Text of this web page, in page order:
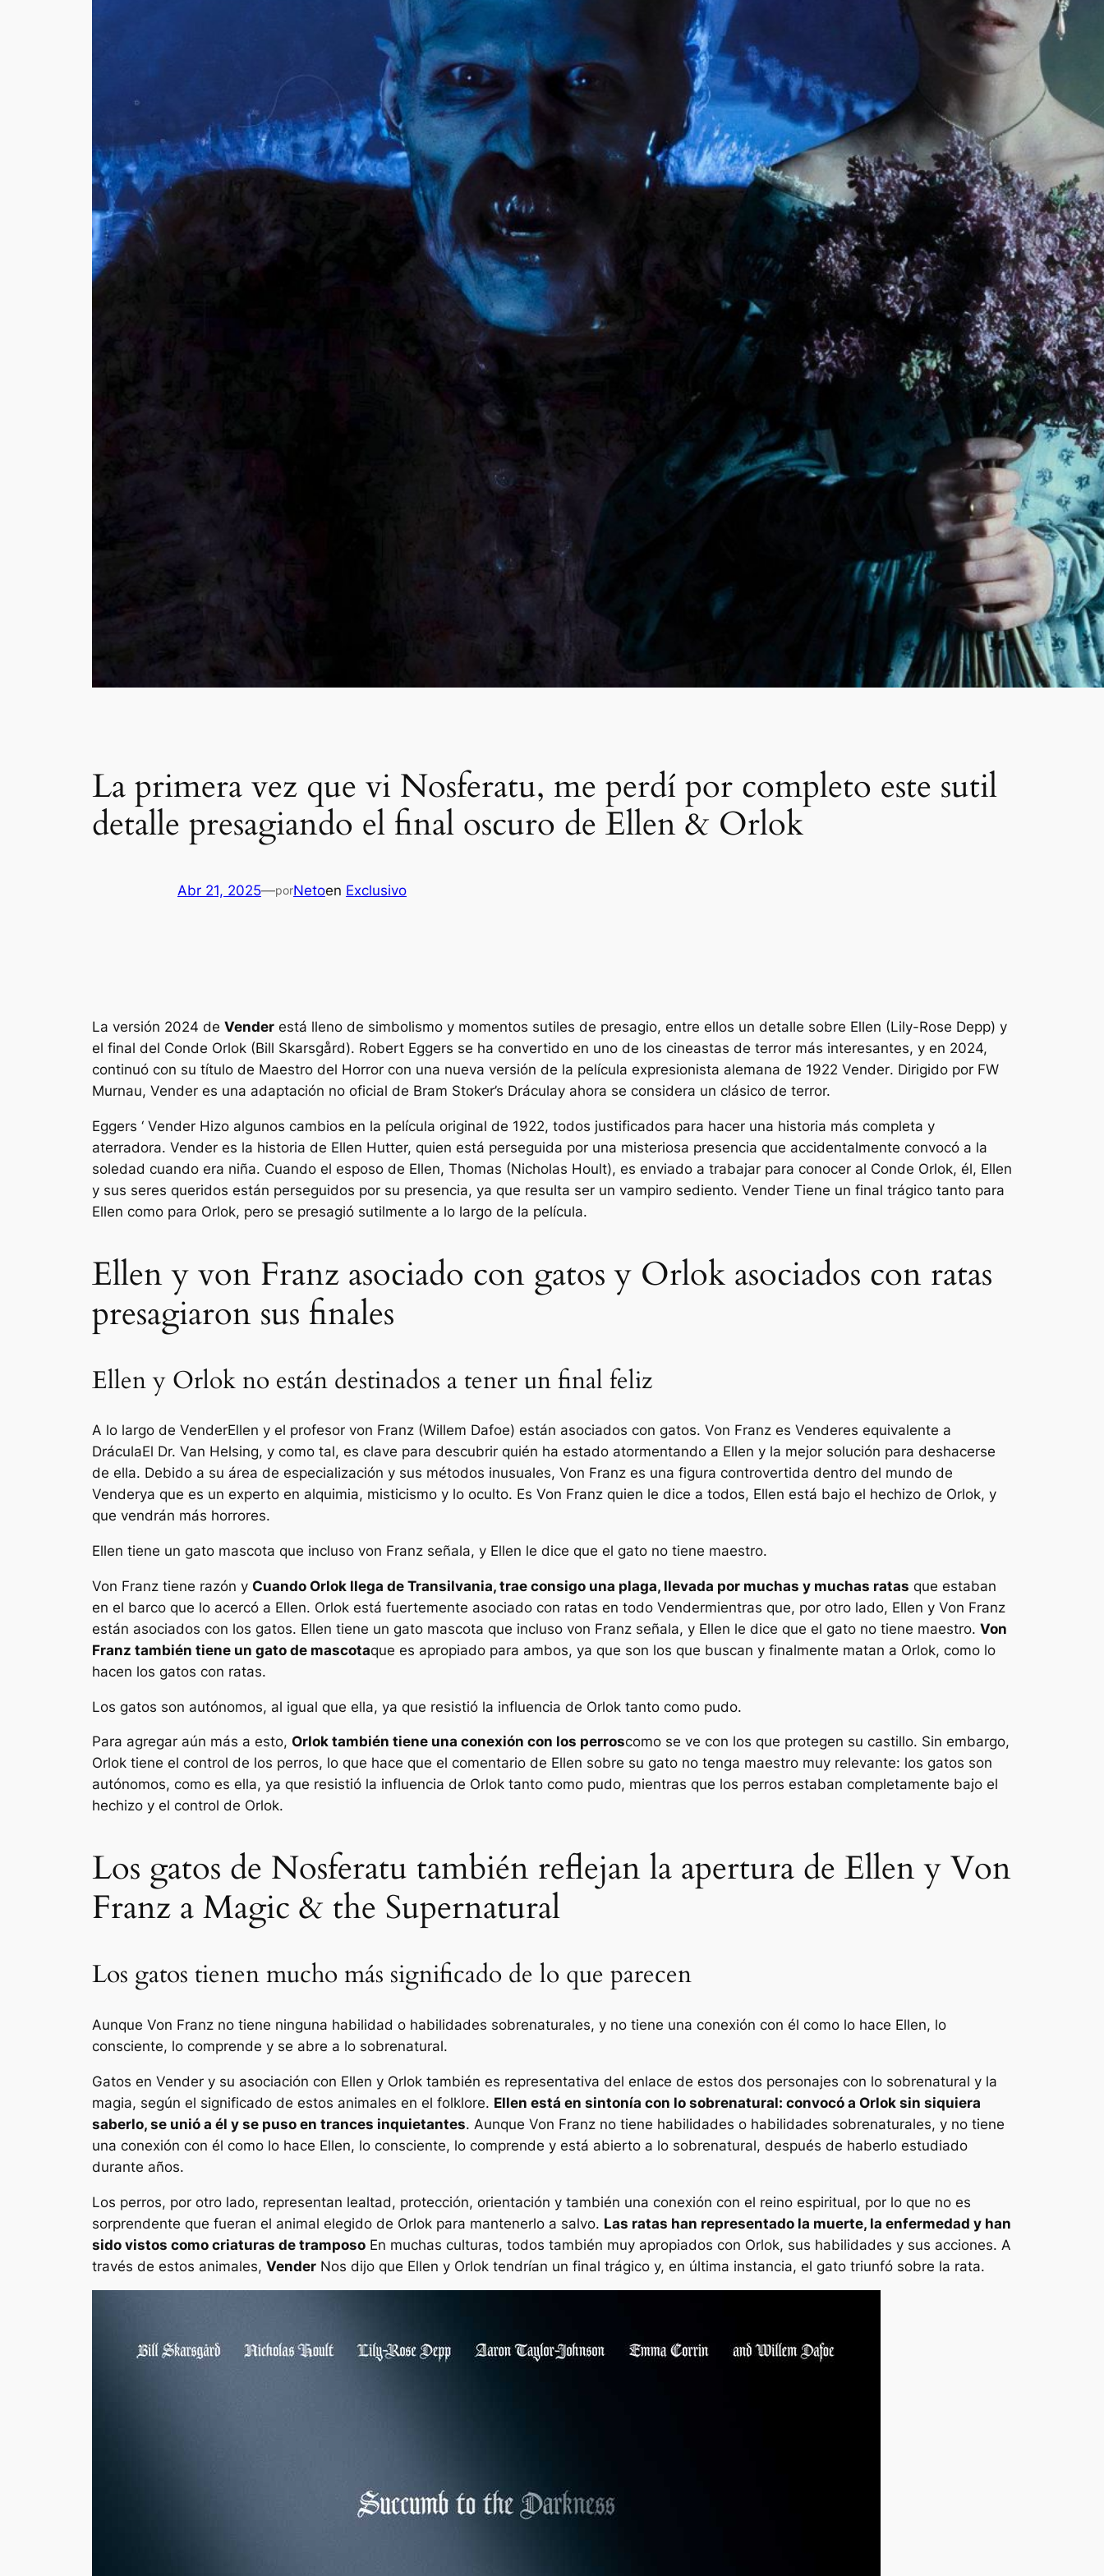
La primera vez que vi Nosferatu, me perdí por completo este sutil
detalle presagiando el final oscuro de Ellen & Orlok
Abr 21, 2025—porNetoen Exclusivo
La versión 2024 de Vender está lleno de simbolismo y momentos sutiles de presagio, entre ellos un detalle sobre Ellen (Lily-Rose Depp) y
el final del Conde Orlok (Bill Skarsgård). Robert Eggers se ha convertido en uno de los cineastas de terror más interesantes, y en 2024,
continuó con su título de Maestro del Horror con una nueva versión de la película expresionista alemana de 1922 Vender. Dirigido por FW
Murnau, Vender es una adaptación no oficial de Bram Stoker’s Dráculay ahora se considera un clásico de terror.
Eggers ‘ Vender Hizo algunos cambios en la película original de 1922, todos justificados para hacer una historia más completa y
aterradora. Vender es la historia de Ellen Hutter, quien está perseguida por una misteriosa presencia que accidentalmente convocó a la
soledad cuando era niña. Cuando el esposo de Ellen, Thomas (Nicholas Hoult), es enviado a trabajar para conocer al Conde Orlok, él, Ellen
y sus seres queridos están perseguidos por su presencia, ya que resulta ser un vampiro sediento. Vender Tiene un final trágico tanto para
Ellen como para Orlok, pero se presagió sutilmente a lo largo de la película.
Ellen y von Franz asociado con gatos y Orlok asociados con ratas
presagiaron sus finales
Ellen y Orlok no están destinados a tener un final feliz
A lo largo de VenderEllen y el profesor von Franz (Willem Dafoe) están asociados con gatos. Von Franz es Venderes equivalente a
DráculaEl Dr. Van Helsing, y como tal, es clave para descubrir quién ha estado atormentando a Ellen y la mejor solución para deshacerse
de ella. Debido a su área de especialización y sus métodos inusuales, Von Franz es una figura controvertida dentro del mundo de
Venderya que es un experto en alquimia, misticismo y lo oculto. Es Von Franz quien le dice a todos, Ellen está bajo el hechizo de Orlok, y
que vendrán más horrores.
Ellen tiene un gato mascota que incluso von Franz señala, y Ellen le dice que el gato no tiene maestro.
Von Franz tiene razón y Cuando Orlok llega de Transilvania, trae consigo una plaga, llevada por muchas y muchas ratas que estaban
en el barco que lo acercó a Ellen. Orlok está fuertemente asociado con ratas en todo Vendermientras que, por otro lado, Ellen y Von Franz
están asociados con los gatos. Ellen tiene un gato mascota que incluso von Franz señala, y Ellen le dice que el gato no tiene maestro. Von
Franz también tiene un gato de mascotaque es apropiado para ambos, ya que son los que buscan y finalmente matan a Orlok, como lo
hacen los gatos con ratas.
Los gatos son autónomos, al igual que ella, ya que resistió la influencia de Orlok tanto como pudo.
Para agregar aún más a esto, Orlok también tiene una conexión con los perroscomo se ve con los que protegen su castillo. Sin embargo,
Orlok tiene el control de los perros, lo que hace que el comentario de Ellen sobre su gato no tenga maestro muy relevante: los gatos son
autónomos, como es ella, ya que resistió la influencia de Orlok tanto como pudo, mientras que los perros estaban completamente bajo el
hechizo y el control de Orlok.
Los gatos de Nosferatu también reflejan la apertura de Ellen y Von
Franz a Magic & the Supernatural
Los gatos tienen mucho más significado de lo que parecen
Aunque Von Franz no tiene ninguna habilidad o habilidades sobrenaturales, y no tiene una conexión con él como lo hace Ellen, lo
consciente, lo comprende y se abre a lo sobrenatural.
Gatos en Vender y su asociación con Ellen y Orlok también es representativa del enlace de estos dos personajes con lo sobrenatural y la
magia, según el significado de estos animales en el folklore. Ellen está en sintonía con lo sobrenatural: convocó a Orlok sin siquiera
saberlo, se unió a él y se puso en trances inquietantes. Aunque Von Franz no tiene habilidades o habilidades sobrenaturales, y no tiene
una conexión con él como lo hace Ellen, lo consciente, lo comprende y está abierto a lo sobrenatural, después de haberlo estudiado
durante años.
Los perros, por otro lado, representan lealtad, protección, orientación y también una conexión con el reino espiritual, por lo que no es
sorprendente que fueran el animal elegido de Orlok para mantenerlo a salvo. Las ratas han representado la muerte, la enfermedad y han
sido vistos como criaturas de tramposo En muchas culturas, todos también muy apropiados con Orlok, sus habilidades y sus acciones. A
través de estos animales, Vender Nos dijo que Ellen y Orlok tendrían un final trágico y, en última instancia, el gato triunfó sobre la rata.